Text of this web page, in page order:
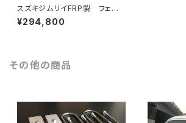
スズキジムリイFRP製 フェイ
スフルキットDA17 5点キット
¥294,800
その他の商品